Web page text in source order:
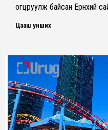
огцруулж байсан Ерөнхий
Цааш унших